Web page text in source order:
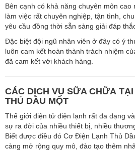
Bên cạnh có khả năng chuyên môn
làm việc rất chuyên nghiệp, tận tình,
yêu cầu đồng thời sẵn sàng giải đáp
Đặc biệt đội ngũ nhân viên ở đây có ý
luôn cam kết hoàn thành trách nhiệm
đã cam kết với khách hàng.
CÁC DỊCH VỤ SỮA CHỮA
THỦ DẦU MỘT
Thế giới điện tử điện lạnh rất đa dạng
sự ra đời của nhiều thiết bị, nhiều
Biết được điều đó Cơ Điện Lạnh Thủ
càng mở rộng quy mô, đào tạo thêm